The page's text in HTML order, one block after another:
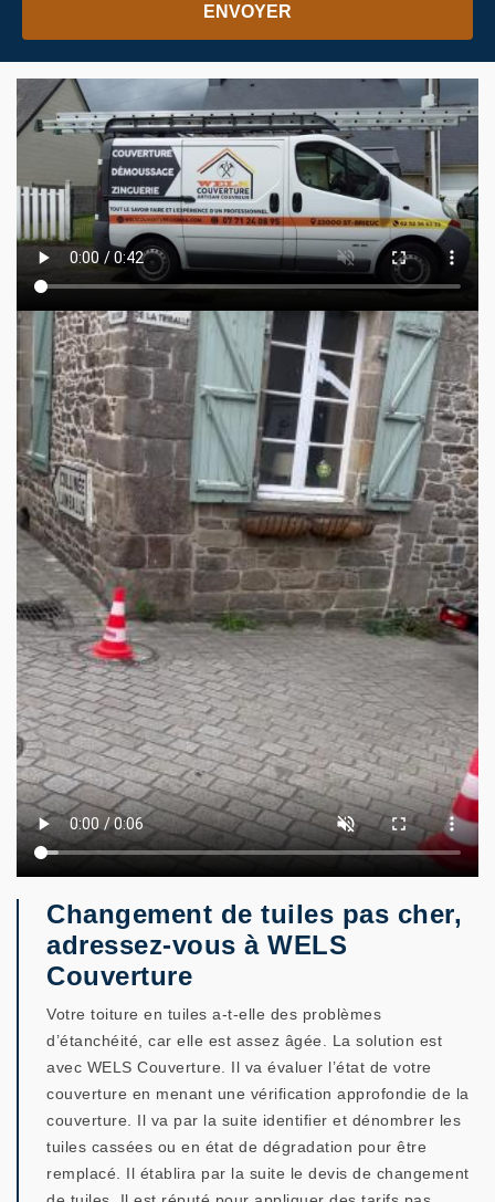
Changement de tuiles pas cher,
adressez-vous à WELS
Couverture
Votre toiture en tuiles a-t-elle des problèmes
d’étanchéité, car elle est assez âgée. La solution est
avec WELS Couverture. Il va évaluer l’état de votre
couverture en menant une vérification approfondie de la
couverture. Il va par la suite identifier et dénombrer les
tuiles cassées ou en état de dégradation pour être
remplacé. Il établira par la suite le devis de changement